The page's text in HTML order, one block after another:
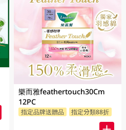
樂而雅feathertouch30Cm
12PC
指定品牌送贈品 指定分類88折